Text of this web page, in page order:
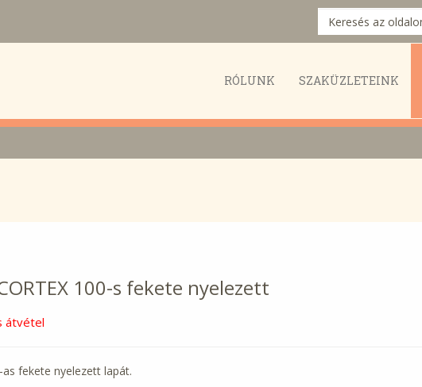
RÓLUNK SZAKÜZLETEINK
100-s fekete nyelezett
átvétel
fekete nyelezett lapát.